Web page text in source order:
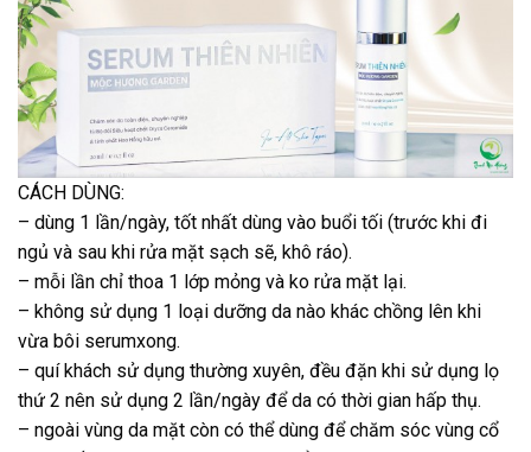
CÁCH DÙNG:
– dùng 1 lần/ngày, tốt nhất dùng vào buổi tối (trước khi đi
ngủ và sau khi rửa mặt sạch sẽ, khô ráo).
– mỗi lần chỉ thoa 1 lớp mỏng và ko rửa mặt lại.
– không sử dụng 1 loại dưỡng da nào khác chồng lên khi
vừa bôi serumxong.
– quí khách sử dụng thường xuyên, đều đặn khi sử dụng lọ
thứ 2 nên sử dụng 2 lần/ngày để da có thời gian hấp thụ.
– ngoài vùng da mặt còn có thể dùng để chăm sóc vùng cổ